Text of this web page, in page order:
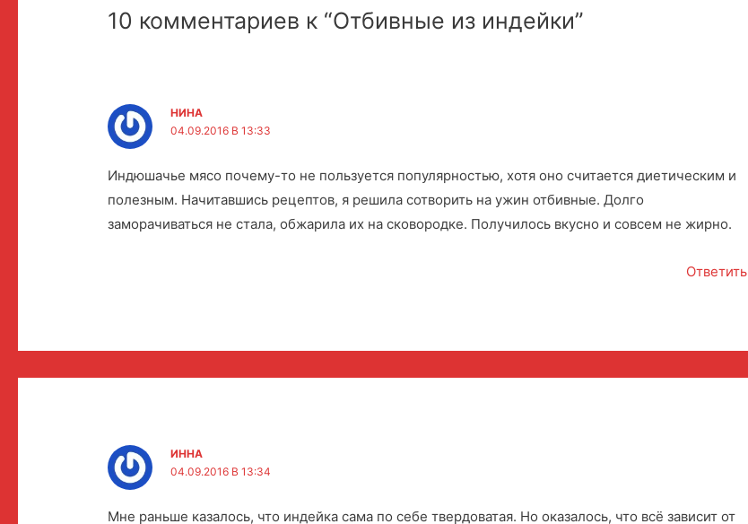
10 комментариев к “Отбивные из индейки”
НИНА
04.09.2016 В 13:33
Индюшачье мясо почему-то не пользуется популярностью, хотя оно считается диетическим и
полезным. Начитавшись рецептов, я решила сотворить на ужин отбивные. Долго
заморачиваться не стала, обжарила их на сковородке. Получилось вкусно и совсем не жирно.
Ответить
ИННА
04.09.2016 В 13:34
Мне раньше казалось, что индейка сама по себе твердоватая. Но оказалось, что всё зависит от